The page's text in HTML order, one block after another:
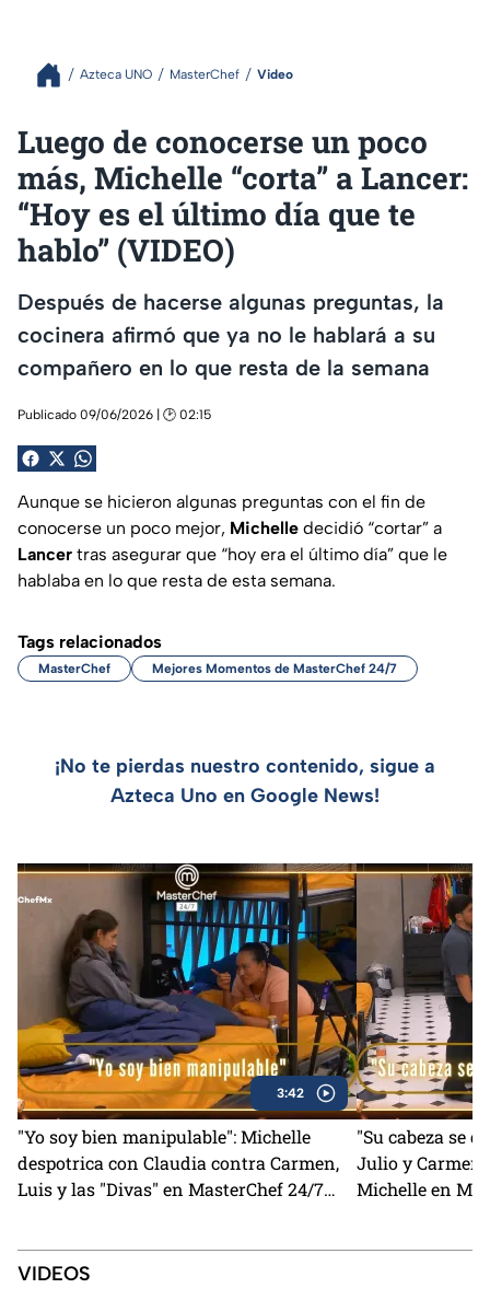
Azteca UNO MasterChef Video
Luego de conocerse un poco
más, Michelle “corta” a Lancer:
“Hoy es el último día que te
hablo” (VIDEO)
Después de hacerse algunas preguntas, la
cocinera afirmó que ya no le hablará a su
compañero en lo que resta de la semana
Publicado 09/06/2026 | 🕑 02:15
Aunque se hicieron algunas preguntas con el fin de
conocerse un poco mejor, Michelle decidió “cortar” a
Lancer tras asegurar que “hoy era el último día” que le
hablaba en lo que resta de esta semana.
Tags relacionados
MasterChef Mejores Momentos de MasterChef 24/7
¡No te pierdas nuestro contenido, sigue a
Azteca Uno en Google News!
3:42
"Yo soy bien manipulable": Michelle
despotrica con Claudia contra Carmen,
Luis y las "Divas" en MasterChef 24/7
"Su cabeza se
Julio y Carmen
Michelle en
VIDEOS